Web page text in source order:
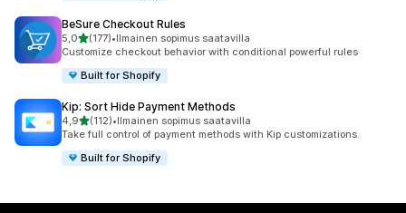
BeSure Checkout Rules
5,0/ 5 tähteä
(177)
177 arvostelua yhteensä
•Ilmainen sopimus saatavilla
Customize checkout behavior with conditional powerful rules
Built for Shopify
Kip: Sort Hide Payment Methods
4,9/ 5 tähteä
(112)
112 arvostelua yhteensä
•Ilmainen sopimus saatavilla
Take full control of payment methods with Kip customizations.
Built for Shopify